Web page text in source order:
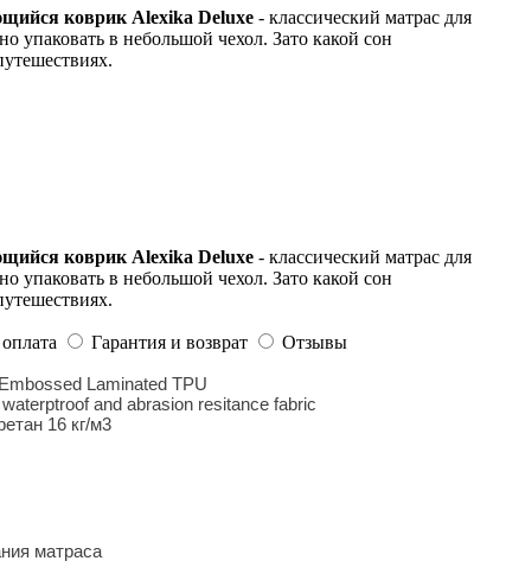
коврик Alexika Deluxe - классический матрас для
упаковать в небольшой чехол. Зато какой сон
коврик Alexika Deluxe - классический матрас для
упаковать в небольшой чехол. Зато какой сон
Гарантия и возврат
Отзывы
Laminated TPU
and abrasion resitance fabric
16 кг/м3
матраса